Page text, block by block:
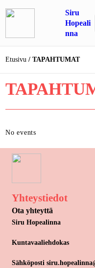
sisältöön
Siru
Hopeali
nna
Etusivu TAPAHTUMAT
No events
Yhteystiedot
Ota yhteyttä
Siru Hopealinna
Kuntavaaliehdokas
Sähköposti